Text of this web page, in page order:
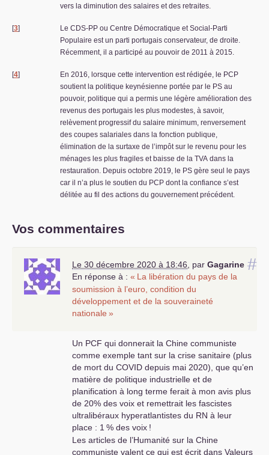
vers la diminution des salaires et des retraites.
[3] Le CDS-PP ou Centre Démocratique et Social-Parti
Populaire est un parti portugais conservateur, de droite.
Récemment, il a participé au pouvoir de 2011 à 2015.
[4] En 2016, lorsque cette intervention est rédigée, le PCP
soutient la politique keynésienne portée par le PS au
pouvoir, politique qui a permis une légère amélioration des
revenus des portugais les plus modestes, à savoir,
relèvement progressif du salaire minimum, renversement
des coupes salariales dans la fonction publique,
élimination de la surtaxe de l’impôt sur le revenu pour les
ménages les plus fragiles et baisse de la TVA dans la
restauration. Depuis octobre 2019, le PS gère seul le pays
car il n’a plus le soutien du PCP dont la confiance s’est
délitée au fil des actions du gouvernement précédent.
Vos commentaires
#
Le 30 décembre 2020 à 18:46 par Gagarine
En réponse à : « La libération du pays de la
soumission à l’euro, condition du
développement et de la souveraineté
nationale »
Un PCF qui donnerait la Chine communiste
comme exemple tant sur la crise sanitaire (plus
de mort du COVID depuis mai 2020), que qu’en
matière de politique industrielle et de
planification à long terme ferait à mon avis plus
de 20% des voix et remettrait les fascistes
ultralibéraux hyperatlantistes du RN à leur
place : 1 % des voix !
Les articles de l’Humanité sur la Chine
communiste valent ce qui est écrit dans Valeurs